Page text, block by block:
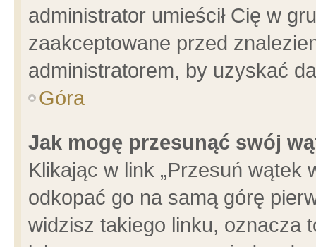
administrator umieścił Cię w
zaakceptowane przed
administratorem, by uzyskać
Góra
Jak mogę przesunąć swój
Klikając w link „Przesuń wątek
odkopać go na samą górę
widzisz takiego linku, oznacza